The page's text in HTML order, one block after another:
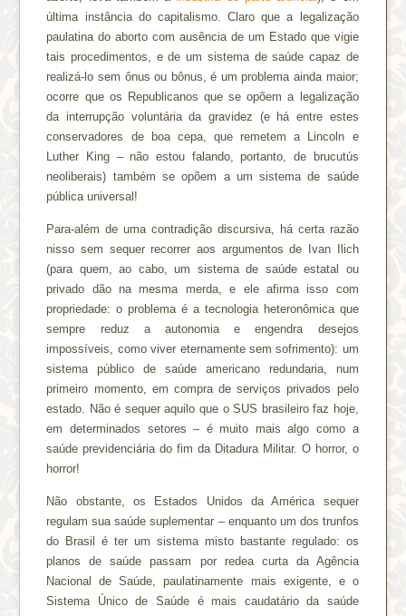
última instância do capitalismo. Claro que a legalização
paulatina do aborto com ausência de um Estado que vigie
tais procedimentos, e de um sistema de saúde capaz de
realizá-lo sem ônus ou bônus, é um problema ainda maior;
ocorre que os Republicanos que se opõem a legalização
da interrupção voluntária da gravidez (e há entre estes
conservadores de boa cepa, que remetem a Lincoln e
Luther King – não estou falando, portanto, de brucutús
neoliberais) também se opõem a um sistema de saúde
pública universal!
Para-além de uma contradição discursiva, há certa razão
nisso sem sequer recorrer aos argumentos de Ivan Ilich
(para quem, ao cabo, um sistema de saúde estatal ou
privado dão na mesma merda, e ele afirma isso com
propriedade: o problema é a tecnologia heteronômica que
sempre reduz a autonomia e engendra desejos
impossíveis, como viver eternamente sem sofrimento): um
sistema público de saúde americano redundaria, num
primeiro momento, em compra de serviços privados pelo
estado. Não é sequer aquilo que o SUS brasileiro faz hoje,
em determinados setores – é muito mais algo como a
saúde previdenciária do fim da Ditadura Militar. O horror, o
horror!
Não obstante, os Estados Unidos da América sequer
regulam sua saúde suplementar – enquanto um dos trunfos
do Brasil é ter um sistema misto bastante regulado: os
planos de saúde passam por redea curta da Agência
Nacional de Saúde, paulatinamente mais exigente, e o
Sistema Único de Saúde é mais caudatário da saúde